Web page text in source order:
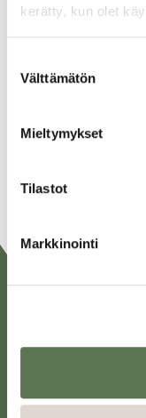
kerätty, kun olet
valinta
Välttämätön
Mieltymykset
Tilastot
Markkinointi
Jaa tapahtuma:
Linkedin